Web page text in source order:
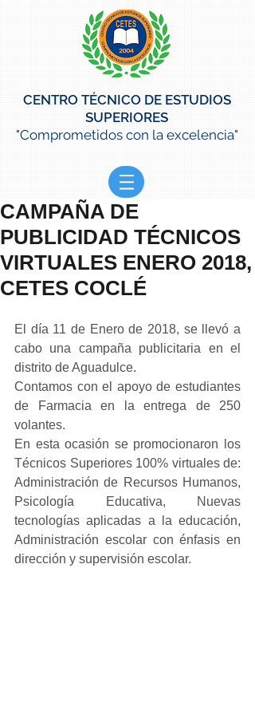
CENTRO TÉCNICO DE ESTUDIOS
SUPERIORES
"Comprometidos con la excelencia"
CAMPAÑA DE
PUBLICIDAD TÉCNICOS
VIRTUALES ENERO 2018,
CETES COCLÉ
El día 11 de Enero de 2018, se llevó a
cabo una campaña publicitaria en el
distrito de Aguadulce.
Contamos con el apoyo de estudiantes
de Farmacia en la entrega de 250
volantes.
En esta ocasión se promocionaron los
Técnicos Superiores 100% virtuales de:
Administración de Recursos Humanos,
Psicología Educativa, Nuevas
tecnologías aplicadas a la educación,
Administración escolar con énfasis en
dirección y supervisión escolar.